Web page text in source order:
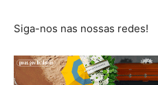
Siga-nos nas nossas redes!